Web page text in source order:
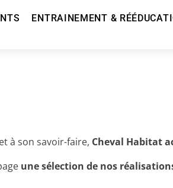
ENTRAINEMENT &
à son savoir-faire, Cheval Habitat
une sélection de nos